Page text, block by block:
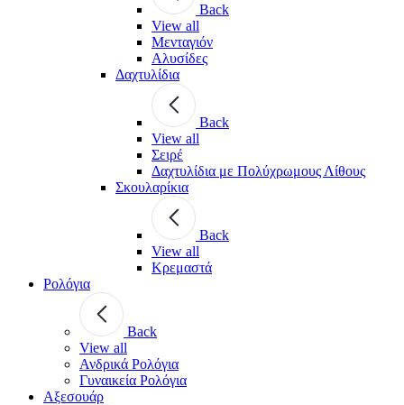
Back
View all
Μενταγιόν
Αλυσίδες
Δαχτυλίδια
Back
View all
Σειρέ
Δαχτυλίδια με Πολύχρωμους Λίθους
Σκουλαρίκια
Back
View all
Κρεμαστά
Ρολόγια
Back
View all
Ανδρικά Ρολόγια
Γυναικεία Ρολόγια
Αξεσουάρ